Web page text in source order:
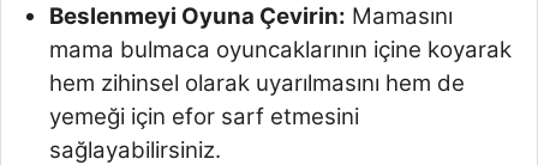
Beslenmeyi Oyuna Çevirin: Mamasını
mama bulmaca oyuncaklarının içine koyarak
hem zihinsel olarak uyarılmasını hem de
yemeği için efor sarf etmesini
sağlayabilirsiniz.